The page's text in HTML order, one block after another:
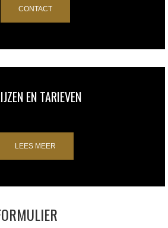
CONTACT
EN TARIEVEN
LEES MEER